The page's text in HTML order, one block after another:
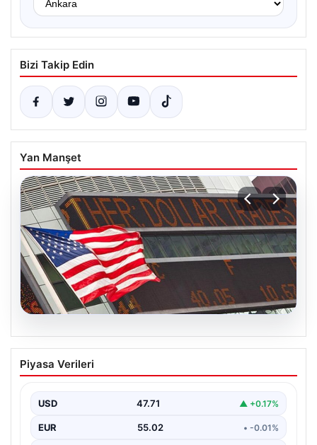
Bizi Takip Edin
Yan Manşet
04.08.2026
FED faiz kararı ne zaman açıklanacak?
Nisan ayı faiz beklentisi belli oldu
Piyasa Verileri
USD 47.71 ▲ +0.17%
EUR 55.02 • -0.01%